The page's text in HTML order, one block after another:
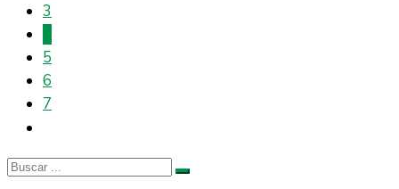
3
5
6
7